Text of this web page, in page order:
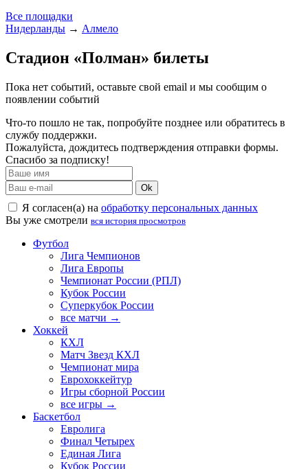
Все площадки
Нидерланды → Алмело
Стадион «Полман» билеты
Пока нет событий, оставьте свой email и мы сообщим о
появлении событий
Что-то пошло не так, попробуйте позднее или обратитесь в
службу поддержки.
Пожалуйста, дождитесь подтверждения отправки формы.
Спасибо за подписку!
Ok
Я согласен(а) на обработку персональных данных
Вы уже смотрели вся история просмотров
Футбол
Лига Чемпионов
Лига Европы
Чемпионат России (РПЛ)
Кубок России
Суперкубок России
все матчи →
Хоккей
КХЛ
Матч Звезд КХЛ
Чемпионат мира
Еврохоккейтур
Игры сборной России
все игры →
Баскетбол
Евролига
Финал Четырех
Единая Лига
Кубок России